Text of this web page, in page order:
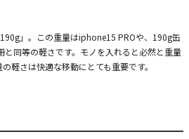
」。この重量はiphone15 PROや、190g缶
と同等の軽さです。モノを入れると必然と重量
軽さは快適な移動にとても重要です。